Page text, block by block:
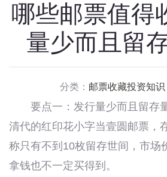
哪些邮票值得
量少而且留
分类： 邮票收藏投资知识
要点一：发行量少而且留存
清代的红印花小字当壹圆邮票，
称只有不到10枚留存世间，市场
拿钱也不一定买得到。